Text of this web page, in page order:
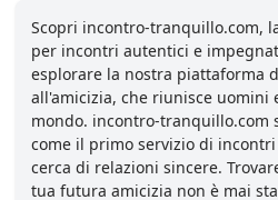
Scopri incontro-tranquillo.com,
per incontri autentici e
esplorare la nostra piattaforma
all'amicizia, che riunisce uomini
mondo. incontro-tranquillo.com
come il primo servizio di
cerca di relazioni sincere.
tua futura amicizia non è mai